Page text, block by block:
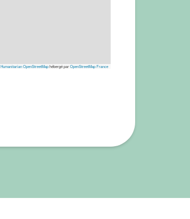
Humanitarian OpenStreetMaphébergé parOpenStreetMap France